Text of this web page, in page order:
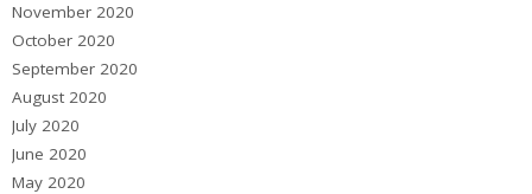
November 2020
October 2020
September 2020
August 2020
July 2020
June 2020
May 2020